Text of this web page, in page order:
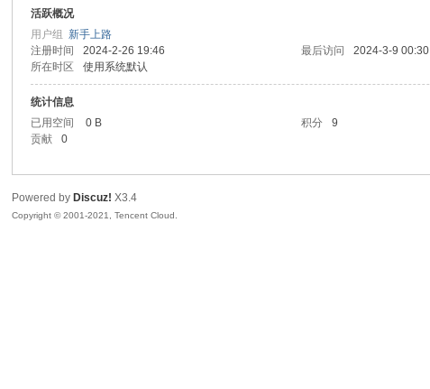
uz!
活跃概况
用户组新手上路
注册时间
2024-2-26 19:46 最后访问 2024-3-9 00:30
所在时区
使用系统默认
统计信息
已用空间
0 B 积分 9
贡献
0
Powered by Discuz! X3.4
Copyright © 2001-2021, Tencent Cloud.